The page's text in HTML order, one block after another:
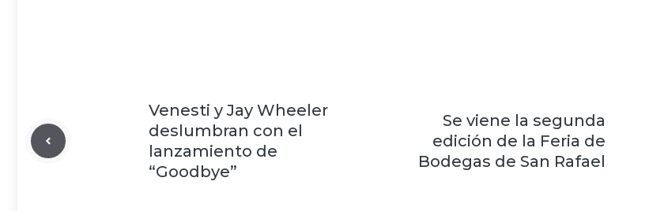
Venesti y Jay Wheeler
deslumbran con el
lanzamiento de
“Goodbye”
Se viene la segunda
edición de la Feria de
Bodegas de San Rafael